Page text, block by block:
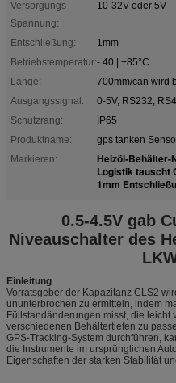
Versorgungs-
Spannung:
10-32V oder 5V
Entschließung:
1mm
Betriebstemperatur:- 40 | +85°C
Länge:
700mm/can wird
Ausgangssignal:
0-5V, RS232,
Schutzrang:
IP65
Produktname:
gps tanken
Markieren:
Heizöl-
Logistik tauscht
1mm
0.5-4.5V gab
Niveauschalter des
Einleitung
Vorratsgeber der Kapazitanz CLS2
ununterbrochen zu ermitteln, indem
Füllstandänderungen misst, die leicht
verschiedenen Behältertiefen zu
GPS-Tracking-System durchführen,
die Instrumente im ursprünglichen
Eigenschaften der starken Stabilität